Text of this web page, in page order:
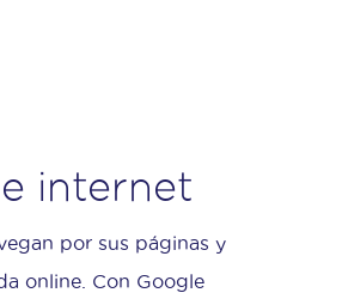
internet
por sus páginas y
online. Con Google